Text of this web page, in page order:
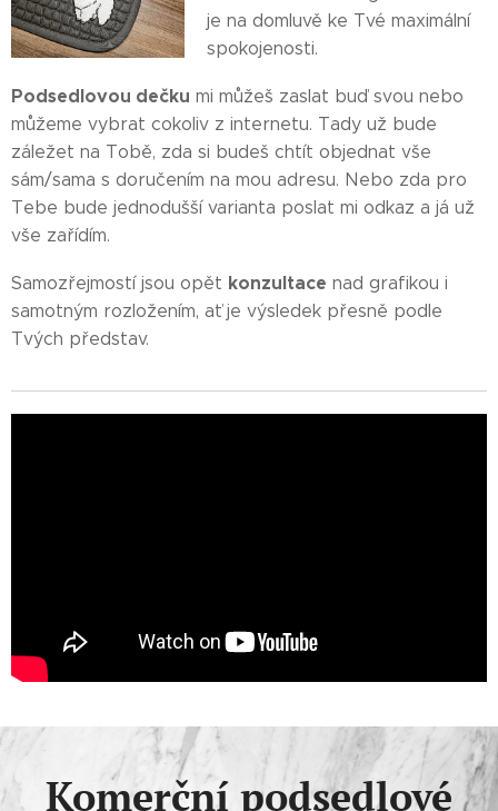
je na domluvě ke Tvé maximální
spokojenosti.
Podsedlovou dečku mi můžeš zaslat buď svou nebo
můžeme vybrat cokoliv z internetu. Tady už bude
záležet na Tobě, zda si budeš chtít objednat vše
sám/sama s doručením na mou adresu. Nebo zda pro
Tebe bude jednodušší varianta poslat mi odkaz a já už
vše zařídím.
Samozřejmostí jsou opět konzultace nad grafikou i
samotným rozložením, ať je výsledek přesně podle
Tvých představ.
Komerční podsedlové